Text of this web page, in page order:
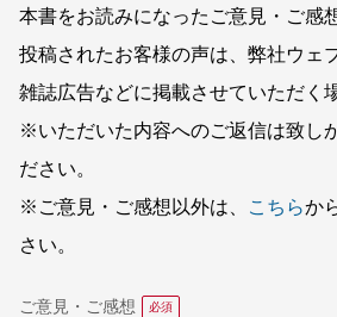
本書をお読みになったご意見・ご感
投稿されたお客様の声は、弊社ウェ
雑誌広告などに掲載させていただく
※いただいた内容へのご返信は致し
ださい。
※ご意見・ご感想以外は、
こちらか
さい。
ご意見・ご感想